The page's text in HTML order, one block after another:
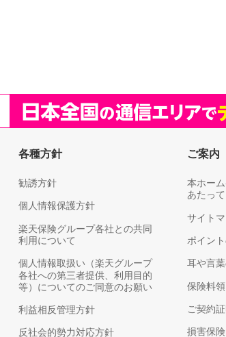
各種方針
勧誘方針
個人情報保護方針
楽天保険グループ各社との共同
利用について
個人情報取扱い（楽天グループ
各社への第三者提供、利用目的
等）についてのご同意のお願い
利益相反管理方針
反社会的勢力対応方針
ご案内
本ホー
あたって
サイト
ポイン
耳や言
保険料
ご契約
損害保